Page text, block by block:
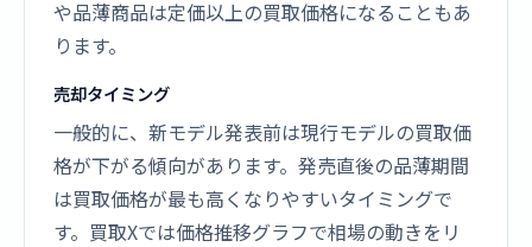
や品薄商品は定価以上の買取価格になることもあ
ります。
売却タイミング
一般的に、新モデル発表前は現行モデルの買取価
格が下がる傾向があります。発売直後の品薄期間
は買取価格が最も高くなりやすいタイミングで
す。買取Xでは価格推移グラフで相場の動きをリ